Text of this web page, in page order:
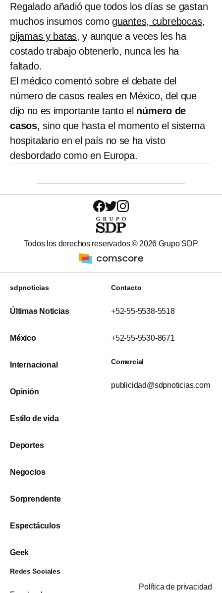
Regalado añadió que todos los días se gastan
muchos insumos como guantes, cubrebocas,
pijamas y batas, y aunque a veces les ha
costado trabajo obtenerlo, nunca les ha
faltado.
El médico comentó sobre el debate del
número de casos reales en México, del que
dijo no es importante tanto el número de
casos, sino que hasta el momento el sistema
hospitalario en el país no se ha visto
desbordado como en Europa.
Todos los derechos reservados © 2026 Grupo SDP
sdpnoticias
Últimas Noticias
México
Internacional
Opinión
Estilo de vida
Deportes
Negocios
Sorprendente
Espectáculos
Geek
Contacto
+52-55-5538-5518
+52-55-5530-8671
Comercial
publicidad@sdpnoticias.com
Redes Sociales
Política de privacidad